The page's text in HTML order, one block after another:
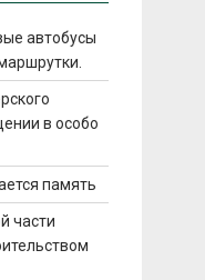
автобусы
в особо
память
части